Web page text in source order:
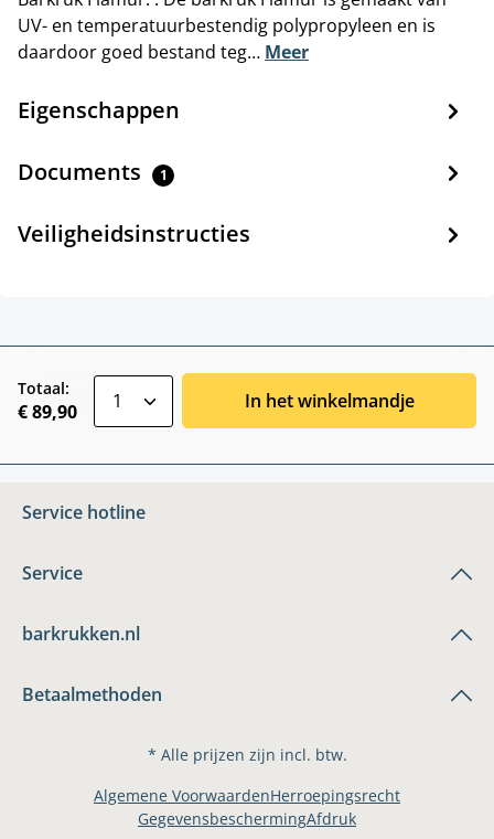
UV- en temperatuurbestendig polypropyleen en is
daardoor goed bestand teg… Meer
Eigenschappen
Documents 1
Veiligheidsinstructies
Totaal:
€ 89,90 In het winkelmandje
Service hotline
Service
barkrukken.nl
Betaalmethoden
* Alle prijzen zijn incl. btw.
Algemene VoorwaardenHerroepingsrecht
GegevensbeschermingAfdruk